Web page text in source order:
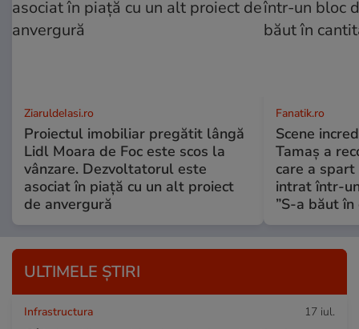
ZiaruldeIasi.ro
Proiectul imobiliar pregătit lângă
Lidl Moara de Foc este scos la
vânzare. Dezvoltatorul este
asociat în piață cu un alt proiect
de anvergură
Fanatik.ro
Scene
Tamaș a
care a
intrat într-
”S-a băut
ULTIMELE ȘTIRI
Infrastructura 17 iul.